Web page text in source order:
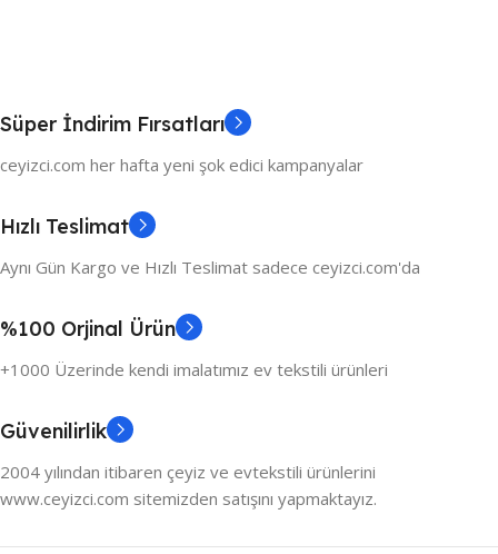
Süper İndirim Fırsatları
ceyizci.com her hafta yeni şok edici kampanyalar
Hızlı Teslimat
Aynı Gün Kargo ve Hızlı Teslimat sadece ceyizci.com'da
%100 Orjinal Ürün
+1000 Üzerinde kendi imalatımız ev tekstili ürünleri
Güvenilirlik
2004 yılından itibaren çeyiz ve evtekstili ürünlerini
www.ceyizci.com sitemizden satışını yapmaktayız.